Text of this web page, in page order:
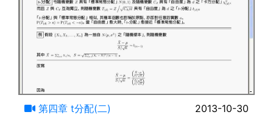
第四章 t分配(二) 2013-10-30